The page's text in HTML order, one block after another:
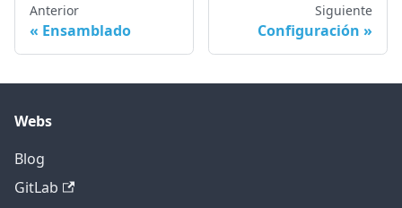
Anterior
Ensamblado
Siguiente
Configuración
Webs
Blog
GitLab